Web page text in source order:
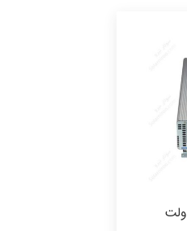
اینورتر 3000 وات 24 ولت